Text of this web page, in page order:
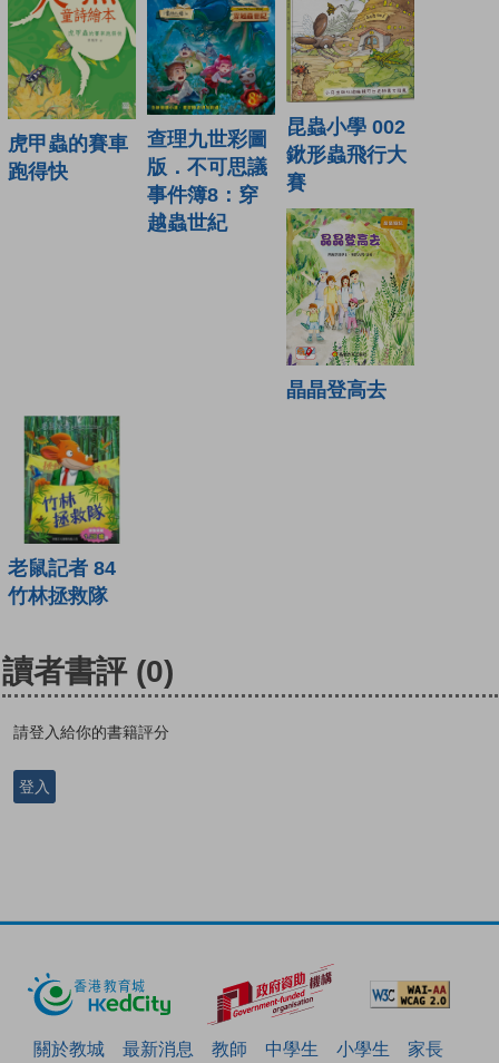
虎甲蟲的賽車
跑得快
查理九世彩圖
版．不可思議
事件簿8：穿
越蟲世紀
昆蟲小學 002
鍬形蟲飛行大
賽
晶晶登高去
老鼠記者 84
竹林拯救隊
讀者書評 (0)
請登入給你的書籍評分
登入
關於教城 最新消息 教師 中學生 小學生
家長